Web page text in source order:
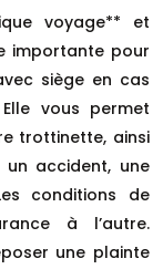
voyage** et
importante pour
siège en cas
vous permet
trottinette, ainsi
accident, une
conditions de
à l’autre.
une plainte